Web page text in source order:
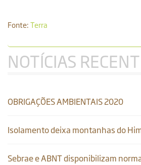
Fonte:Terra
NOTÍCIAS
OBRIGAÇÕES AMBIENTAIS 2020
Isolamento deixa montanhas do
Sebrae e ABNT disponibilizam